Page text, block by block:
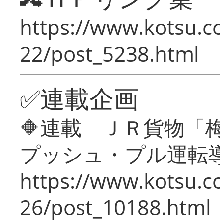
https://
22/post_5238.html
✅連載企画
🔶連載 ＪＲ貨物「
プッシュ・プル運転
https://
26/post_10188.html